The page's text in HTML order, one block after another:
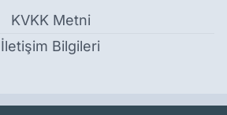
KVKK Metni
İletişim Bilgileri